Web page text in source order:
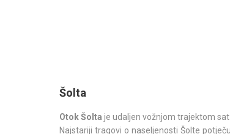
Šolta
Otok Šolta je udaljen vožnjom trajektom sat
Najstariji tragovi o naseljenosti Šolte